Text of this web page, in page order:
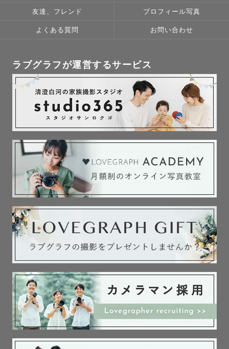
友達、フレンド プロフィール写真
よくある質問 お問い合わせ
ラブグラフが運営するサービス